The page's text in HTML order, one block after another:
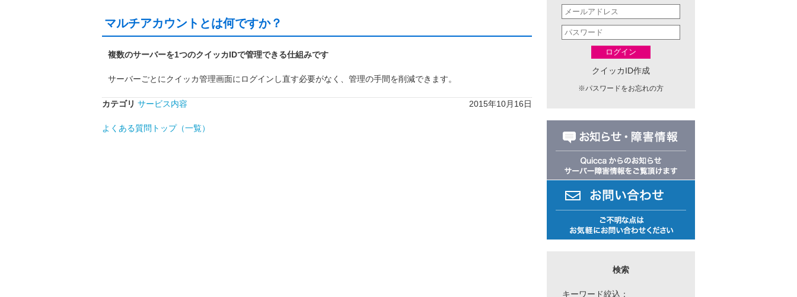
マルチアカウントとは何ですか？
複数のサーバーを1つのクイッカIDで管理できる仕組みです
サーバーごとにクイッカ管理画面にログインし直す必要がなく、管理の手間を削減できます。
カテゴリ サービス内容 2015年10月16日
よくある質問トップ（一覧）
ログイン
クイッカID作成
※パスワードをお忘れの方
検索
キーワード絞込：